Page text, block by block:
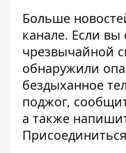
Больше
канале. Если вы
чрезвычайной
обнаружили
бездыханное
поджог,
а также